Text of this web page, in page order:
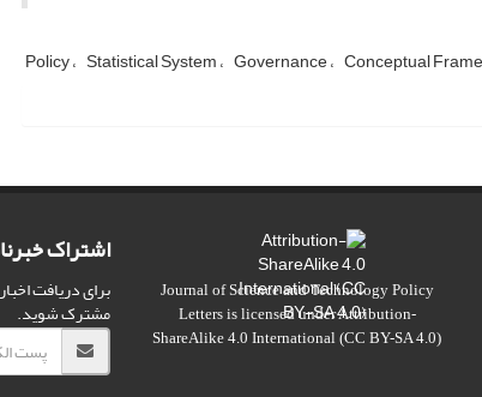
Policy Statistical System Governance Conceptual
Journal of Science and Technology Policy
Lettersis licensed underAttribution-
ShareAlike 4.0 International (CC BY-SA 4.0)
اشتراک
برای دریافت
مشترک شوید.